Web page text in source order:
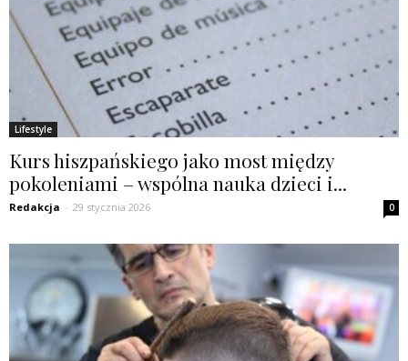
Lifestyle
Kurs hiszpańskiego jako most między
pokoleniami – wspólna nauka dzieci i...
Redakcja - 29 stycznia 2026 0